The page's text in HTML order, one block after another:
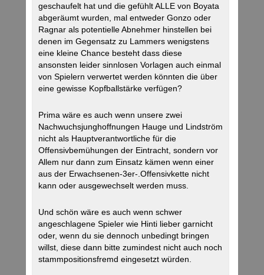
geschaufelt hat und die gefühlt ALLE von Boyata
abgeräumt wurden, mal entweder Gonzo oder
Ragnar als potentielle Abnehmer hinstellen bei
denen im Gegensatz zu Lammers wenigstens
eine kleine Chance besteht dass diese
ansonsten leider sinnlosen Vorlagen auch einmal
von Spielern verwertet werden könnten die über
eine gewisse Kopfballstärke verfügen?
Prima wäre es auch wenn unsere zwei
Nachwuchsjunghoffnungen Hauge und Lindström
nicht als Hauptverantwortliche für die
Offensivbemühungen der Eintracht, sondern vor
Allem nur dann zum Einsatz kämen wenn einer
aus der Erwachsenen-3er-.Offensivkette nicht
kann oder ausgewechselt werden muss.
Und schön wäre es auch wenn schwer
angeschlagene Spieler wie Hinti lieber garnicht
oder, wenn du sie dennoch unbedingt bringen
willst, diese dann bitte zumindest nicht auch noch
stammpositionsfremd eingesetzt würden.